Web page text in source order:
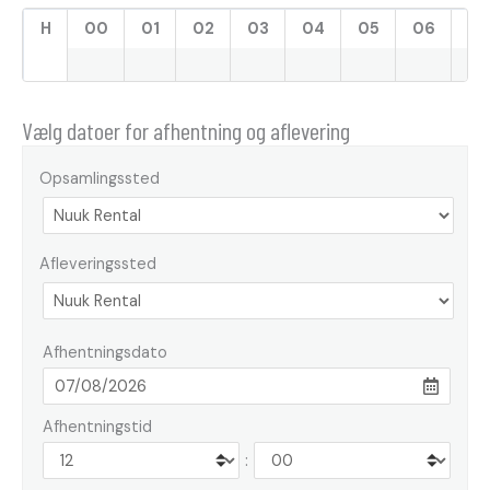
H 00 01 02 03 04 05 06
Vælg datoer for afhentning og aflevering
Opsamlingssted
Afleveringssted
Afhentningsdato
Afhentningstid
: